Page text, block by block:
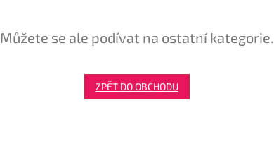
Můžete se ale podívat na ostatní kategorie.
ZPĚT DO OBCHODU